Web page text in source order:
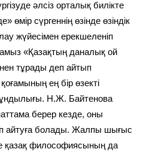
әлсіз орталық билікте
өмір сүргеннің өзінде өзіндік
жүйесімен ерекшеленіп
«Қазақтың даналық ой
тұрады деп айтып
ең бір өзекті
Н.Ж. Байтенова
берер кезде, оны
айтуға болады. Жалпы шығыс
қазақ философиясының да